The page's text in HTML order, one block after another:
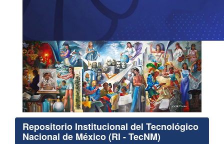
Repositorio Institucional del Tecnológico
Nacional de México (RI - TecNM)